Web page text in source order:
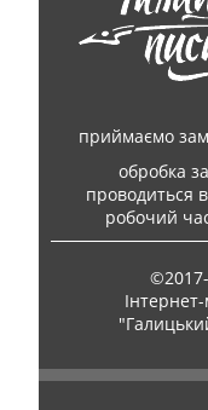
приймаємо
обробка
проводиться
робочий